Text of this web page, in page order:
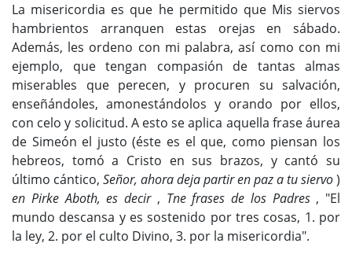
La misericordia es que he permitido que Mis siervos
hambrientos arranquen estas orejas en sábado.
Además, les ordeno con mi palabra, así como con mi
ejemplo, que tengan compasión de tantas almas
miserables que perecen, y procuren su salvación,
enseñándoles, amonestándolos y orando por ellos,
con celo y solicitud. A esto se aplica aquella frase áurea
de Simeón el justo (éste es el que, como piensan los
hebreos, tomó a Cristo en sus brazos, y cantó su
último cántico, Señor, ahora deja partir en paz a tu siervo)
en Pirke Aboth, es decir, Tne frases de los Padres, "El
mundo descansa y es sostenido por tres cosas, 1. por
la ley, 2. por el culto Divino, 3. por la misericordia".